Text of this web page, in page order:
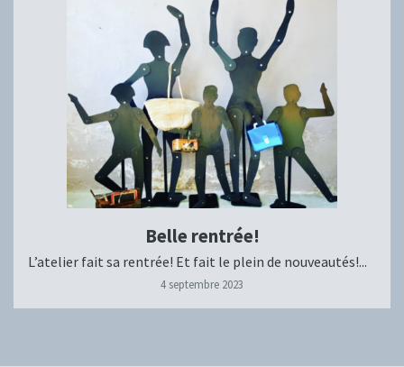
Belle rentrée!
L’atelier fait sa rentrée! Et fait le plein de nouveautés!...
4 septembre 2023